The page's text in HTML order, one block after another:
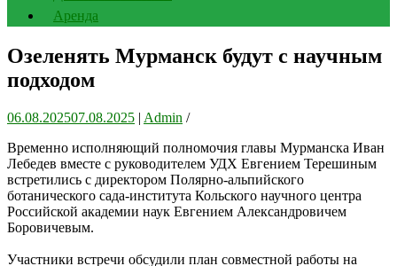
Аренда
Озеленять Мурманск будут с научным
подходом
06.08.202507.08.2025 | Admin /
Временно исполняющий полномочия главы Мурманска Иван
Лебедев вместе с руководителем УДХ Евгением Терешиным
встретились с директором Полярно-альпийского
ботанического сада-института Кольского научного центра
Российской академии наук Евгением Александровичем
Боровичевым.
Участники встречи обсудили план совместной работы на